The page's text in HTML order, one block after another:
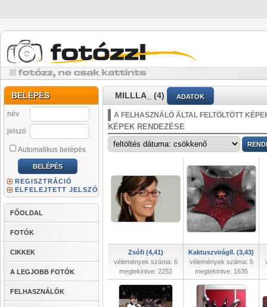
BELÉPÉS
név
jelszó
Automatikus belépés
REGISZTRÁCIÓ
ELFELEJTETT JELSZÓ
FŐOLDAL
FOTÓK
CIKKEK
A LEGJOBB FOTÓK
FELHASZNÁLÓK
MILLLA_ (4) ADATOK
A FELHASZNÁLÓ ÁLTAL FELTÖLTÖTT
KÉPEK RENDEZÉSE
Zsófi (4,41)
vélemények száma: 6
megtekintve: 2252
KaktuszvirágII. (3,43)
vélemények száma: 5
megtekintve: 1635